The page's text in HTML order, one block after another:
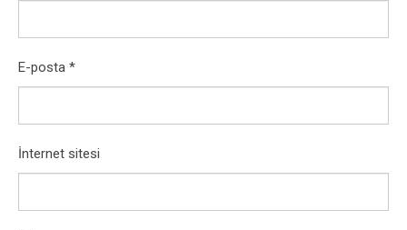
E-posta *
İnternet sitesi